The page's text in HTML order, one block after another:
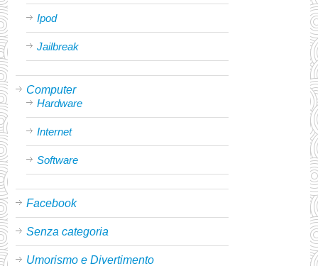
Ipod
Jailbreak
Computer
Hardware
Internet
Software
Facebook
Senza categoria
Umorismo e Divertimento